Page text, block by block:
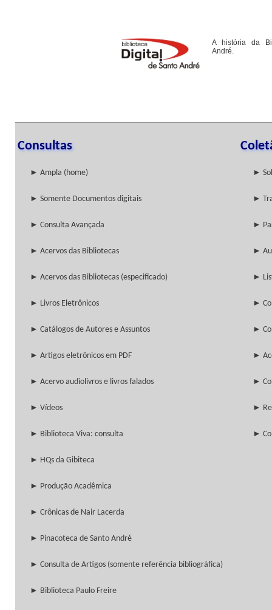
A história da
André.
Consultas
► Ampla (home) ►
► Somente Documentos digitais ►
► Consulta Avançada ►
► Acervos das Bibliotecas ►
► Acervos das Bibliotecas (especificado) ►
► Livros Eletrônicos ►
► Catálogos de Autores e Assuntos ►
► Artigos eletrônicos em PDF ►
► Acervo audiolivros e livros falados ►
► Vídeos ►
► Biblioteca Viva: consulta ►
► HQs da Gibiteca
► Produção Acadêmica
► Crônicas de Nair Lacerda
► Pinacoteca de Santo André
► Consulta de Artigos (somente referência bibliográfica)
► Biblioteca Paulo Freire